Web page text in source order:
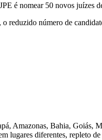
é nomear 50 novos juízes
número de
Amazonas, Bahia, Goiás,
lugares diferentes, repleto